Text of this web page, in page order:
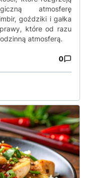
atmosferę
goździki i gałka
które od razu
atmosferą.
0